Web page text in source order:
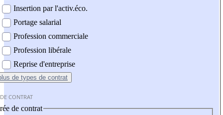
Insertion par l'activ.éco.
Portage salarial
Profession commerciale
Profession libérale
Reprise d'entreprise
de types de contrat
CONTRAT
de contrat